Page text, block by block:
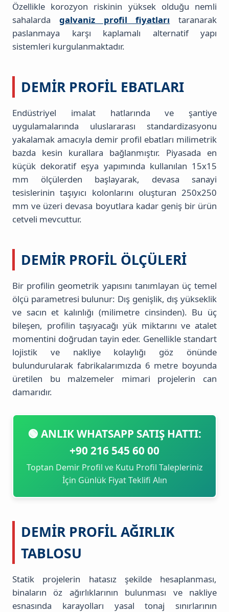
Özellikle korozyon riskinin yüksek olduğu nemli
sahalarda galvaniz profil fiyatları taranarak
paslanmaya karşı kaplamalı alternatif yapı
sistemleri kurgulanmaktadır.
DEMIR PROFIL EBATLARI
Endüstriyel imalat hatlarında ve şantiye
uygulamalarında uluslararası standardizasyonu
yakalamak amacıyla demir profil ebatları milimetrik
bazda kesin kurallara bağlanmıştır. Piyasada en
küçük dekoratif eşya yapımında kullanılan 15x15
mm ölçülerden başlayarak, devasa sanayi
tesislerinin taşıyıcı kolonlarını oluşturan 250x250
mm ve üzeri devasa boyutlara kadar geniş bir ürün
cetveli mevcuttur.
DEMIR PROFIL ÖLÇÜLERI
Bir profilin geometrik yapısını tanımlayan üç temel
ölçü parametresi bulunur: Dış genişlik, dış yükseklik
ve sacın et kalınlığı (milimetre cinsinden). Bu üç
bileşen, profilin taşıyacağı yük miktarını ve atalet
momentini doğrudan tayin eder. Genellikle standart
lojistik ve nakliye kolaylığı göz önünde
bulundurularak fabrikalarımızda 6 metre boyunda
üretilen bu malzemeler mimari projelerin can
damarıdır.
🟢 ANLIK WHATSAPP SATIŞ HATTI:
+90 216 545 60 00
Toptan Demir Profil ve Kutu Profil Talepleriniz
İçin Günlük Fiyat Teklifi Alın
DEMIR PROFIL AĞIRLIK
TABLOSU
Statik projelerin hatasız şekilde hesaplanması,
binaların öz ağırlıklarının bulunması ve nakliye
esnasında karayolları yasal tonaj sınırlarının